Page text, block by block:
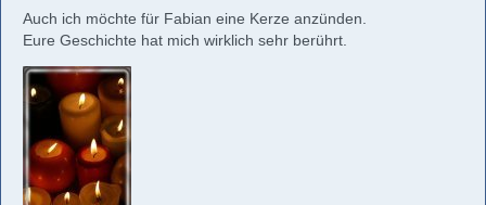
Auch ich möchte für Fabian eine Kerze anzünden.
Eure Geschichte hat mich wirklich sehr berührt.